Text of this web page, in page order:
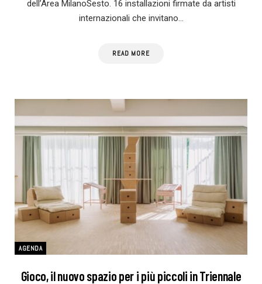
dell’Area MilanoSesto. 16 installazioni firmate da artisti
internazionali che invitano…
READ MORE
AGENDA
Gioco, il nuovo spazio per i più piccoli in Triennale